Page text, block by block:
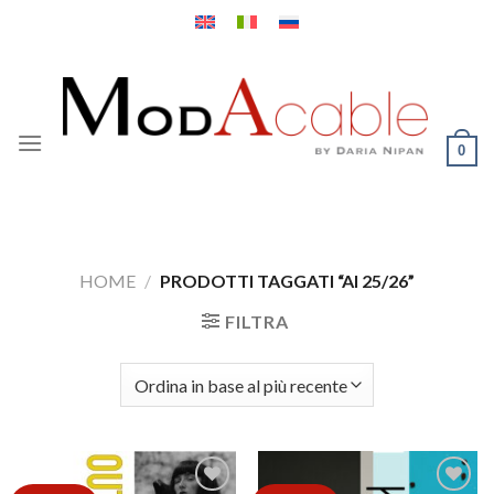
0
HOME / PRODOTTI TAGGATI “AI 25/26”
FILTRA